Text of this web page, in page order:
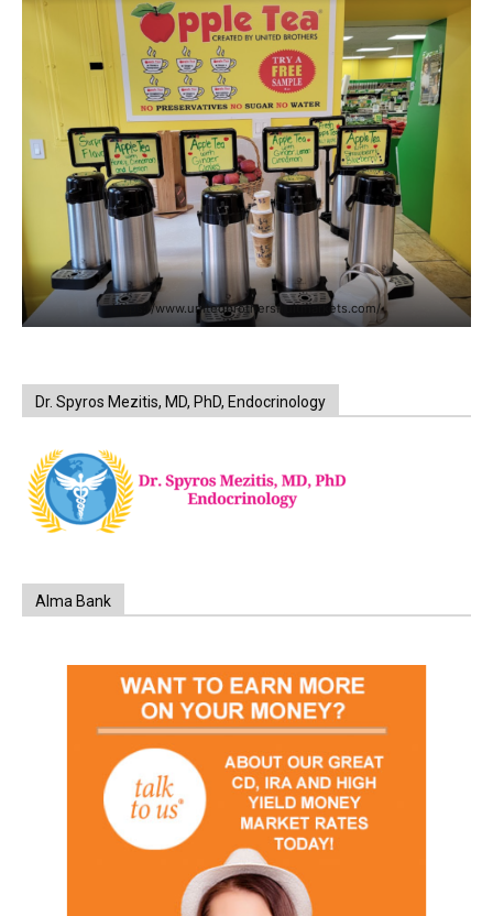
https://www.unitedbrothersfruitmarkets.com/
Dr. Spyros Mezitis, MD, PhD, Endocrinology
Alma Bank